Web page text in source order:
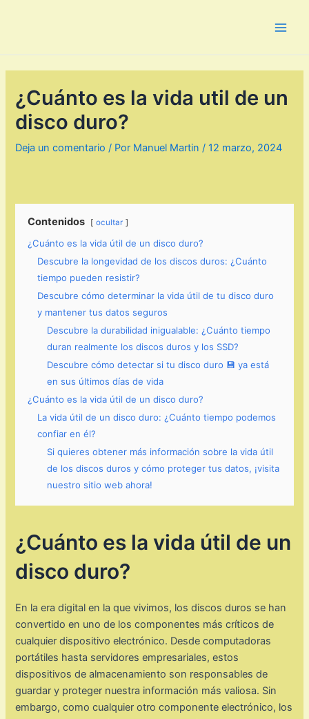
¿Cuánto es la vida util de un
disco duro?
Deja un comentario / Por Manuel Martin/12 marzo, 2024
Contenidos ocultar
¿Cuánto es la vida útil de un disco duro?
Descubre la longevidad de los discos duros: ¿Cuánto
tiempo pueden resistir?
Descubre cómo determinar la vida útil de tu disco duro
y mantener tus datos seguros
Descubre la durabilidad inigualable: ¿Cuánto tiempo
duran realmente los discos duros y los SSD?
Descubre cómo detectar si tu disco duro 💾 ya está
en sus últimos días de vida
¿Cuánto es la vida útil de un disco duro?
La vida útil de un disco duro: ¿Cuánto tiempo podemos
confiar en él?
Si quieres obtener más información sobre la vida útil
de los discos duros y cómo proteger tus datos, ¡visita
nuestro sitio web ahora!
¿Cuánto es la vida útil de un
disco duro?
En la era digital en la que vivimos, los discos duros se han
convertido en uno de los componentes más críticos de
cualquier dispositivo electrónico. Desde computadoras
portátiles hasta servidores empresariales, estos
dispositivos de almacenamiento son responsables de
guardar y proteger nuestra información más valiosa. Sin
embargo, como cualquier otro componente electrónico, los